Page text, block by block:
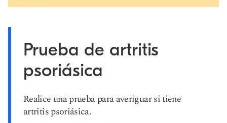
Prueba de artritis
psoriásica
Realice una prueba para averiguar si tiene
artritis psoriásica.